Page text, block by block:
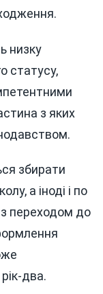
низку
статусу,
з яких
збирати
а іноді і по
з переходом до
два.